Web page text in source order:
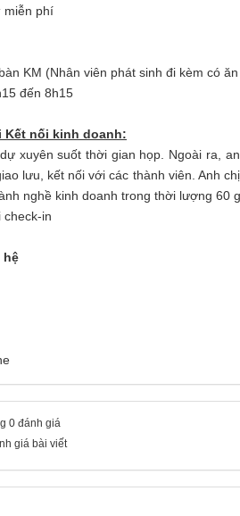
miễn phí
KM (Nhân viên phát sinh đi kèm có
đến 8h15
Kết nối kinh doanh:
xuyên suốt thời gian họp. Ngoài ra,
lưu, kết nối với các thành viên. Anh
nghề kinh doanh trong thời lượng 60
check-in
hệ
0 đánh giá
giá bài viết